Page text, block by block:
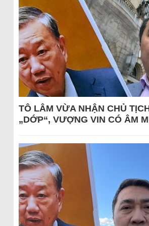
TÔ LÂM VỪA NHẬN CHỦ
„DỚP“, VƯỢNG VIN CÓ ÂM